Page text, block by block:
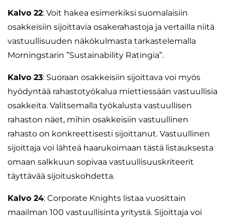
Kalvo 22: Voit hakea esimerkiksi suomalaisiin
osakkeisiin sijoittavia osakerahastoja ja vertailla niitä
vastuullisuuden näkökulmasta tarkastelemalla
Morningstarin ”Sustainability Ratingia”.
Kalvo 23: Suoraan osakkeisiin sijoittava voi myös
hyödyntää rahastotyökalua miettiessään vastuullisia
osakkeita. Valitsemalla työkalusta vastuullisen
rahaston näet, mihin osakkeisiin vastuullinen
rahasto on konkreettisesti sijoittanut. Vastuullinen
sijoittaja voi lähteä haarukoimaan tästä listauksesta
omaan salkkuun sopivaa vastuullisuuskriteerit
täyttävää sijoituskohdetta.
Kalvo 24: Corporate Knights listaa vuosittain
maailman 100 vastuullisinta yritystä. Sijoittaja voi